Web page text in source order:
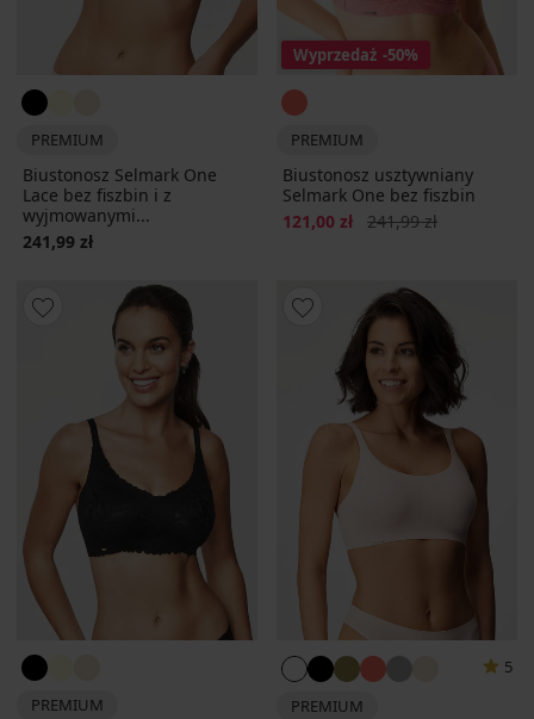
PREMIUM
Biustonosz Selmark One
Lace bez fiszbin i z
wyjmowanymi...
241,99 zł
Wyprzedaż -50%
PREMIUM
Biustonosz usztywniany
Selmark One bez fiszbin
Zniżka
121,00 zł Pierwotna cena
241,99 zł
PREMIUM
5
PREMIUM